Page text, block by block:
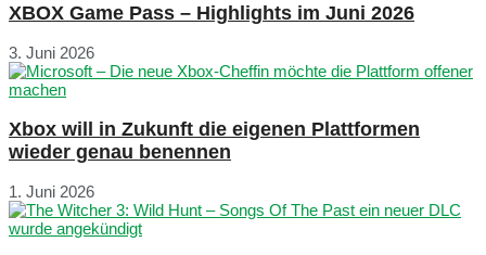
XBOX Game Pass – Highlights im Juni 2026
3. Juni 2026
Xbox will in Zukunft die eigenen Plattformen
wieder genau benennen
1. Juni 2026